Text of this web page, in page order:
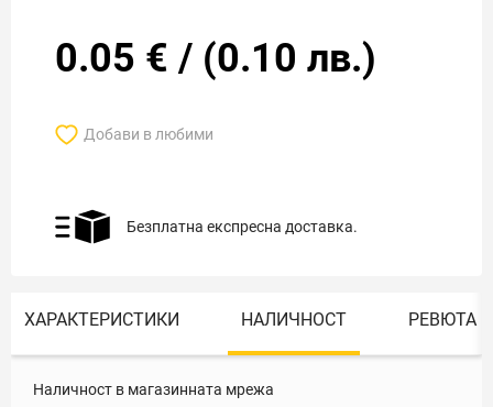
0.05 € / (0.10 лв.)
Добави в любими
Безплатна експресна доставка.
ХАРАКТЕРИСТИКИ НАЛИЧНОСТ РЕВЮТА
Наличност в магазинната мрежа